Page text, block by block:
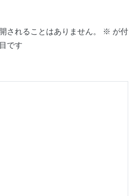
されることはありません。 ※ が付
です